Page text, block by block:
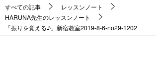
すべての記事
レッスンノート
HARUNA先生のレッスンノート
「振りを覚える♪」新宿教室2019-8-6-no29-1202